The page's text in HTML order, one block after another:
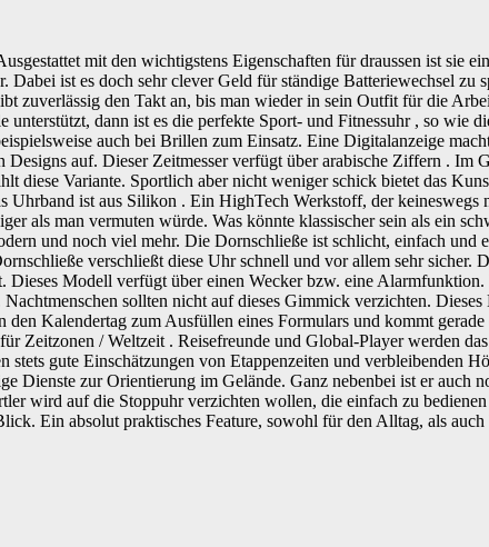
mit den wichtigstens Eigenschaften für draussen ist sie
ist es doch sehr clever Geld für ständige Batteriewechsel
zuverlässig den Takt an, bis man wieder in sein Outfit für die
dann ist es die perfekte Sport- und Fitnessuhr , so wie
auch bei Brillen zum Einsatz. Eine Digitalanzeige
auf. Dieser Zeitmesser verfügt über arabische Ziffern . Im
diese Variante. Sportlich aber nicht weniger schick bietet das
Uhrband ist aus Silikon . Ein HighTech Werkstoff, der
als man vermuten würde. Was könnte klassischer sein als ein
und noch viel mehr. Die Dornschließe ist schlicht, einfach und
verschließt diese Uhr schnell und vor allem sehr sicher.
Dieses Modell verfügt über einen Wecker bzw. eine
sollten nicht auf dieses Gimmick verzichten.
Kalendertag zum Ausfüllen eines Formulars und kommt
/ Weltzeit . Reisefreunde und Global-Player werden
gute Einschätzungen von Etappenzeiten und verbleibenden
Dienste zur Orientierung im Gelände. Ganz nebenbei ist er auch
wird auf die Stoppuhr verzichten wollen, die einfach zu
Ein absolut praktisches Feature, sowohl für den Alltag, als